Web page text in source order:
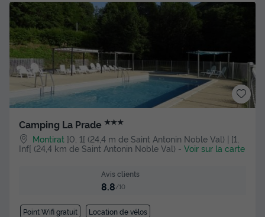
Camping La Prade ★★★
Montirat ]0, 1[ (24,4 m de Saint Antonin Noble Val) | [1,
Inf[ (24,4 km de Saint Antonin Noble Val) - Voir sur la carte
Avis clients
8.8 /10
Point Wifi gratuit Location de vélos